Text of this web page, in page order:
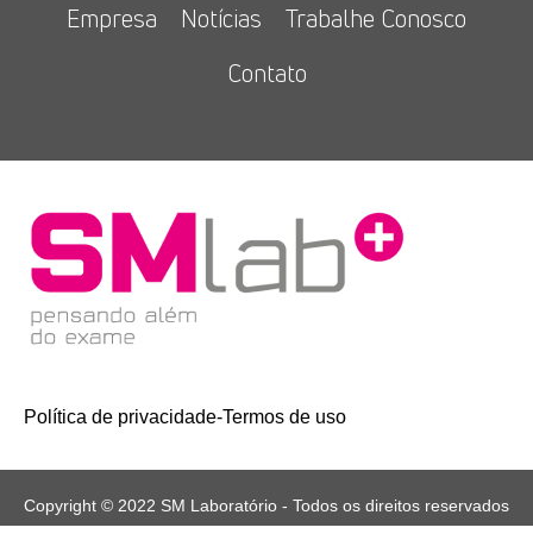
Empresa
Notícias
Trabalhe Conosco
Contato
Política de privacidade-Termos de uso
Copyright © 2022 SM Laboratório - Todos os direitos reservados